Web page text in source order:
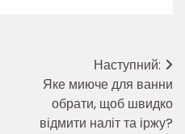
Наступний:
Яке миюче для ванни
обрати, щоб швидко
відмити наліт та іржу?